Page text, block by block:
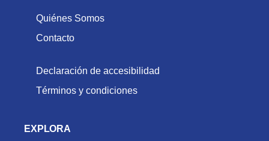
Quiénes Somos
Contacto
Declaración de accesibilidad
Términos y condiciones
EXPLORA